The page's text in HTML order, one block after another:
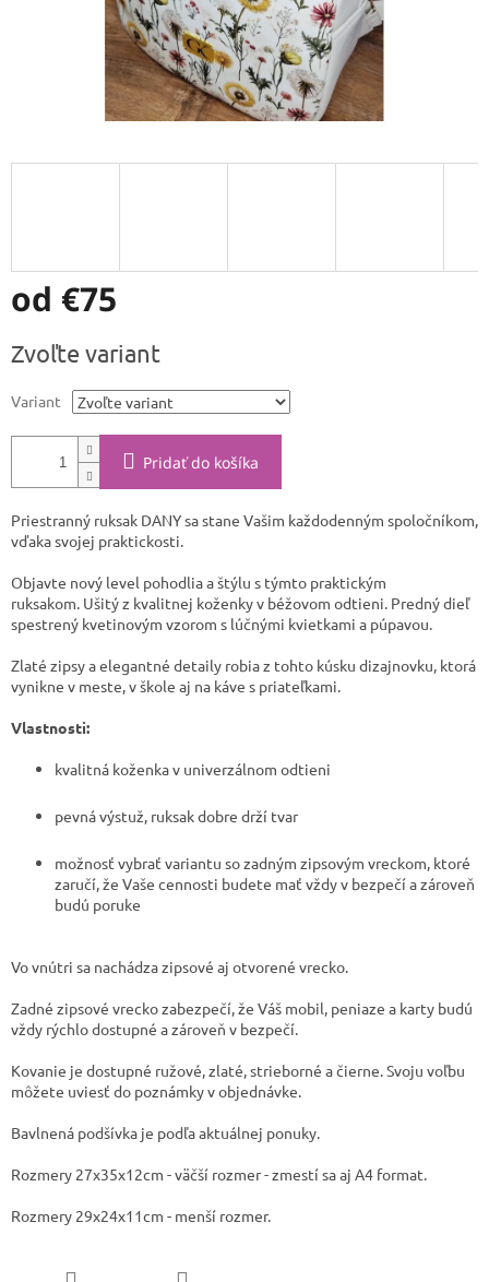
od €75
cena:
Zvoľte variant
Variant
Pridať do košíka
Priestranný ruksak DANY sa stane Vašim každodenným spoločníkom,
vďaka svojej praktickosti.
Objavte nový level pohodlia a štýlu s týmto praktickým
ruksakom. Ušitý z kvalitnej koženky v béžovom odtieni. Predný dieľ
spestrený kvetinovým vzorom s lúčnými kvietkami a púpavou.
Zlaté zipsy a elegantné detaily robia z tohto kúsku dizajnovku, ktorá
vynikne v meste, v škole aj na káve s priateľkami.
Vlastnosti:
kvalitná koženka v univerzálnom odtieni
pevná výstuž, ruksak dobre drží tvar
možnosť vybrať variantu so zadným zipsovým vreckom, ktoré
zaručí, že Vaše cennosti budete mať vždy v bezpečí a zároveň
budú poruke
Vo vnútri sa nachádza zipsové aj otvorené vrecko.
Zadné zipsové vrecko zabezpečí, že Váš mobil, peniaze a karty budú
vždy rýchlo dostupné a zároveň v bezpečí.
Kovanie je dostupné ružové, zlaté, strieborné a čierne. Svoju voľbu
môžete uviesť do poznámky v objednávke.
Bavlnená podšívka je podľa aktuálnej ponuky.
Rozmery 27x35x12cm - väčší rozmer - zmestí sa aj A4 format.
Rozmery 29x24x11cm - menší rozmer.